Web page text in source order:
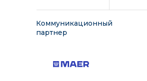
Коммуникационный
партнер